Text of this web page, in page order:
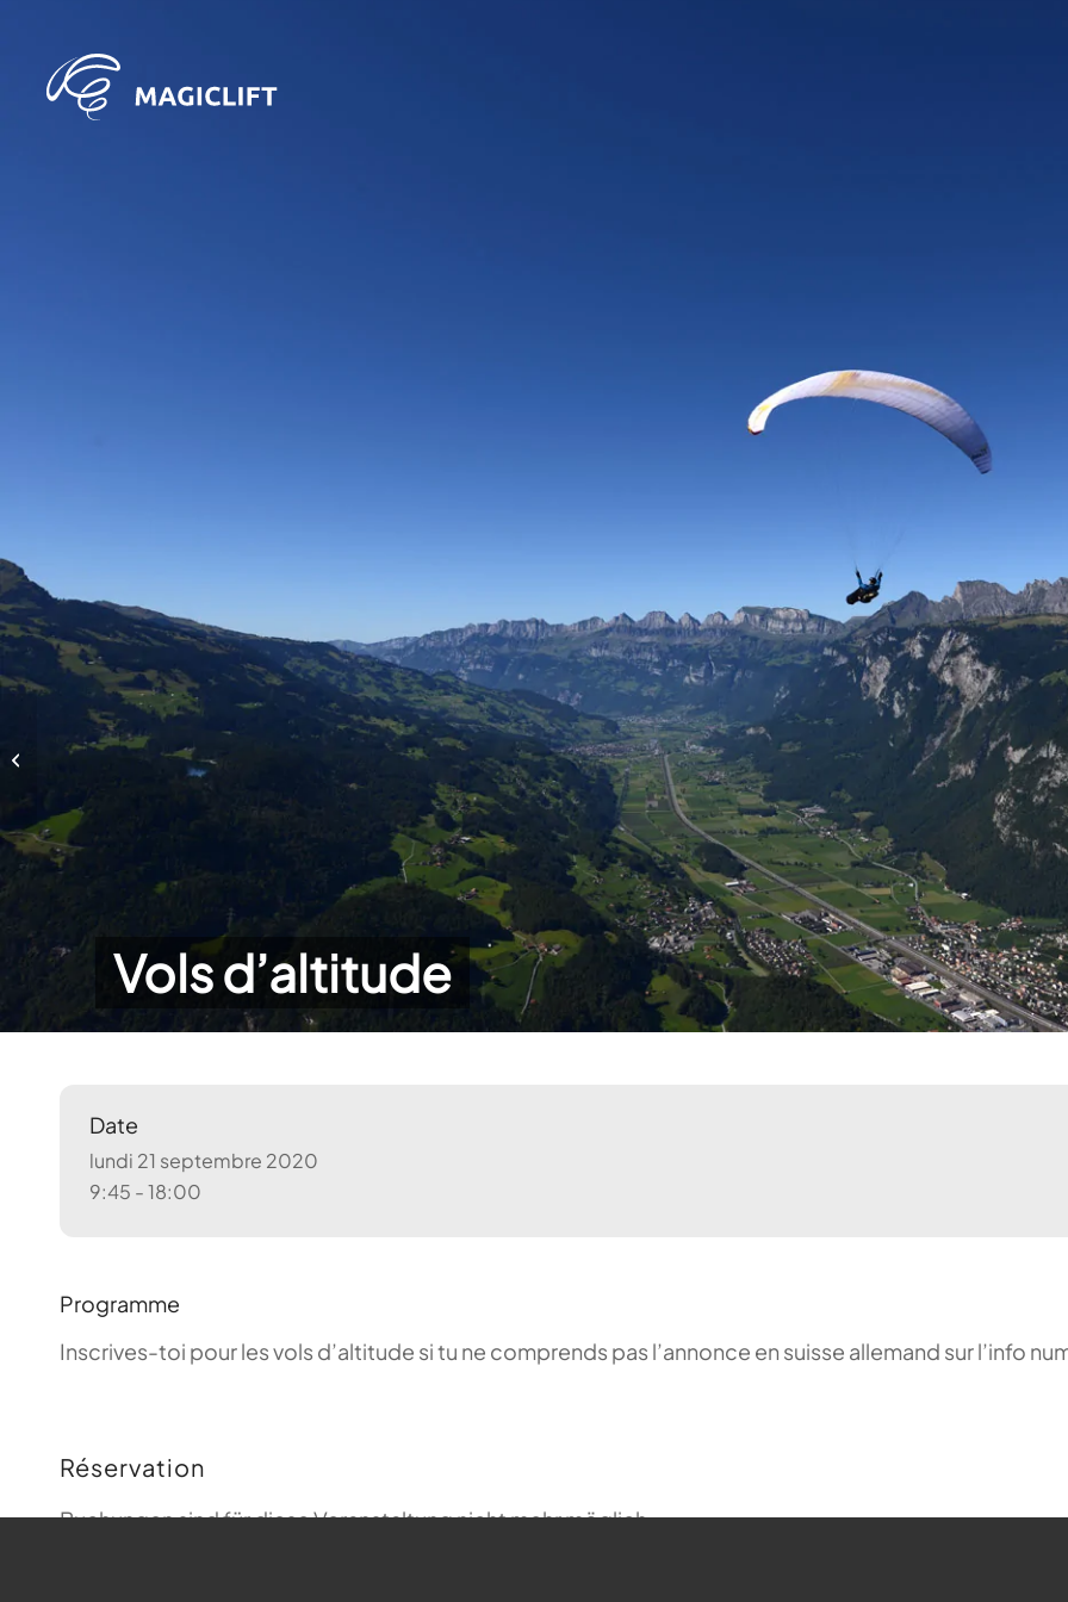
Vols d’altitude
Date
lundi 21 septembre 2020
9:45 - 18:00
Programme
Inscrives-toi pour les vols d’altitude si tu ne comprends pas l’annonce en suisse allemand sur l’info
Réservation
Buchungen sind für diese Veranstaltung nicht mehr möglich.
Vols d’altitude